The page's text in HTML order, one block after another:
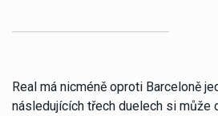
Real má nicméně oproti Barceloně
následujících třech duelech si může